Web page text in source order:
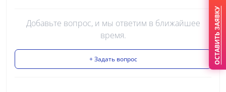
Добавьте вопрос, и мы ответим в ближайшее
время.
+ Задать вопрос ОСТАВИТЬ ЗАЯВКУ